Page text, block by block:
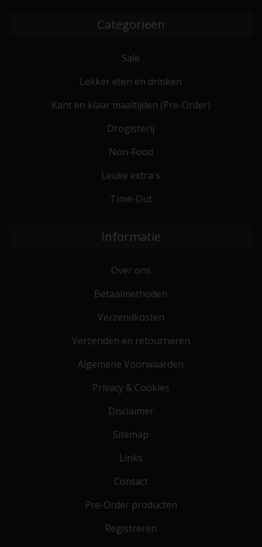
Categorieën
Sale
Lekker eten en drinken
Kant en klaar maaltijden (Pre-Order)
Drogisterij
Non-Food
Leuke extra's
Time-Out
Informatie
Over ons
Betaalmethoden
Verzendkosten
Verzenden en retourneren
Algemene Voorwaarden
Privacy & Cookies
Disclaimer
Sitemap
Links
Contact
Pre-Order producten
Registreren